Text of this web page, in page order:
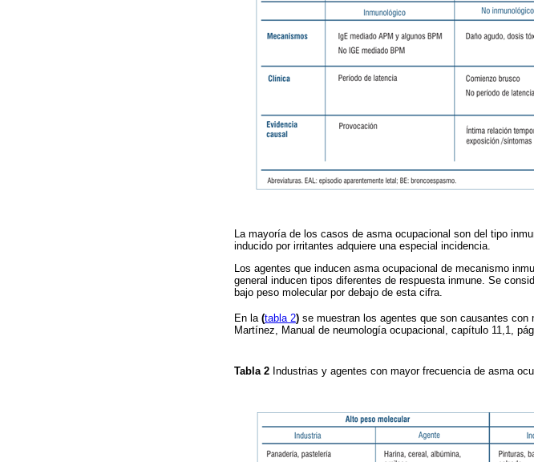
La mayoría de los casos de asma ocupacional son del tipo
inducido por irritantes adquiere una especial incidencia.
Los agentes que inducen asma ocupacional de mecanismo
general inducen tipos diferentes de respuesta inmune. Se
bajo peso molecular por debajo de esta cifra.
En la (tabla 2) se muestran los agentes que son causantes con
Martínez, Manual de neumología ocupacional, capítulo 11,1,
Tabla 2 Industrias y agentes con mayor frecuencia de asma